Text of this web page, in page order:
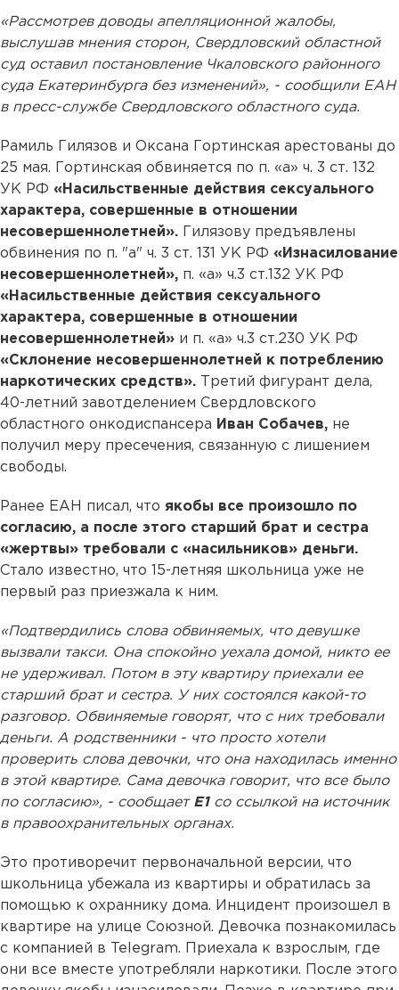
«Рассмотрев доводы апелляционной жалобы,
выслушав мнения сторон, Свердловский областной
суд оставил постановление Чкаловского районного
суда Екатеринбурга без изменений», - сообщили ЕАН
в пресс-службе Свердловского областного суда.
Рамиль Гилязов и Оксана Гортинская арестованы до
25 мая. Гортинская обвиняется по п. «а» ч. 3 ст. 132
УК РФ «Насильственные действия сексуального
характера, совершенные в отношении
несовершеннолетней».
Гилязову предъявлены
обвинения по п. "а" ч. 3 ст. 131 УК РФ «Изнасилование
несовершеннолетней», п. «а» ч.3 ст.132 УК РФ
«Насильственные действия сексуального
характера, совершенные в отношении
несовершеннолетней» и п. «а» ч.3 ст.230 УК РФ
«Склонение несовершеннолетней к потреблению
наркотических средств».
Третий фигурант дела,
40-летний завотделением Свердловского
областного онкодиспансера Иван Собачев, не
получил меру пресечения, связанную с лишением
свободы.
Ранее ЕАН писал, что якобы все произошло по
согласию, а после этого старший брат и сестра
«жертвы» требовали с «насильников» деньги.
Стало известно, что 15-летняя школьница уже не
первый раз приезжала к ним.
«Подтвердились слова обвиняемых, что девушке
вызвали такси. Она спокойно уехала домой, никто ее
не удерживал. Потом в эту квартиру приехали ее
старший брат и сестра. У них состоялся какой-то
разговор. Обвиняемые говорят, что с них требовали
деньги. А родственники - что просто хотели
проверить слова девочки, что она находилась именно
в этой квартире. Сама девочка говорит, что все было
по согласию», - сообщает Е1 со ссылкой на источник
в правоохранительных органах.
Это противоречит первоначальной версии, что
школьница убежала из квартиры и обратилась за
помощью к охраннику дома. Инцидент произошел в
квартире на улице Союзной. Девочка познакомилась
с компанией в Telegram. Приехала к взрослым, где
они все вместе употребляли наркотики. После этого